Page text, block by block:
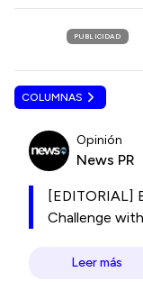
PUBLICIDAD
COLUMNAS
Opinión
News PR
[EDITORIAL]
Challenge
Leer más